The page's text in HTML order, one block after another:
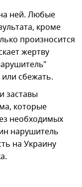
ней. Любые
кроме
произносится
жертву
сбежать.
заставы
которые
необходимых
нарушитель
на Украину